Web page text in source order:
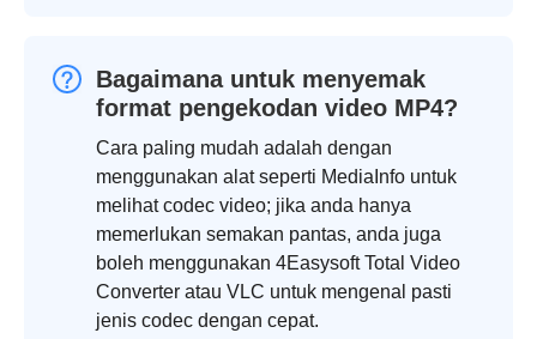
Bagaimana untuk menyemak
format pengekodan video MP4?
Cara paling mudah adalah dengan
menggunakan alat seperti MediaInfo untuk
melihat codec video; jika anda hanya
memerlukan semakan pantas, anda juga
boleh menggunakan 4Easysoft Total Video
Converter atau VLC untuk mengenal pasti
jenis codec dengan cepat.